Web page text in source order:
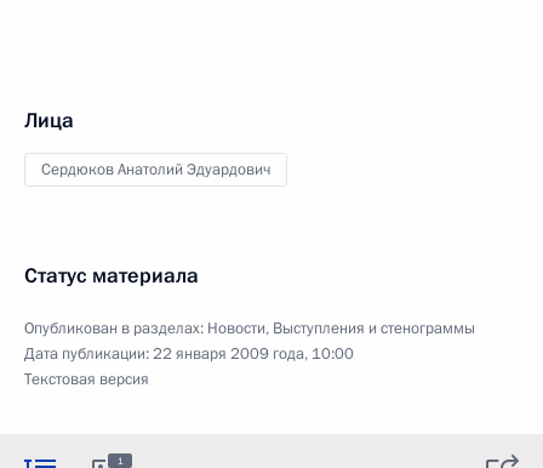
Лица
Сердюков Анатолий Эдуардович
Статус материала
Опубликован в разделах: Новости, Выступления и стенограммы
Дата публикации:22 января 2009 года, 10:00
Текстовая версия
1